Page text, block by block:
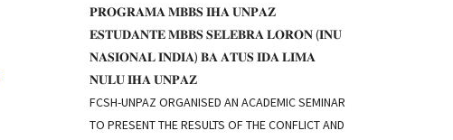
𝐏𝐑𝐎𝐆𝐑𝐀𝐌𝐀 𝐌𝐁𝐁𝐒 𝐈𝐇𝐀 𝐔𝐍𝐏𝐀𝐙
𝐄𝐒𝐓𝐔𝐃𝐀𝐍𝐓𝐄 𝐌𝐁𝐁𝐒 𝐒𝐄𝐋𝐄𝐁𝐑𝐀 𝐋𝐎𝐑𝐎𝐍 (𝐈𝐍𝐔
𝐍𝐀𝐒𝐈𝐎𝐍𝐀𝐋 𝐈𝐍𝐃𝐈𝐀) 𝐁𝐀 𝐀𝐓𝐔𝐒 𝐈𝐃𝐀 𝐋𝐈𝐌𝐀
𝐍𝐔𝐋𝐔 𝐈𝐇𝐀 𝐔𝐍𝐏𝐀𝐙
FCSH-UNPAZ ORGANISED AN ACADEMIC SEMINAR
TO PRESENT THE RESULTS OF THE CONFLICT AND